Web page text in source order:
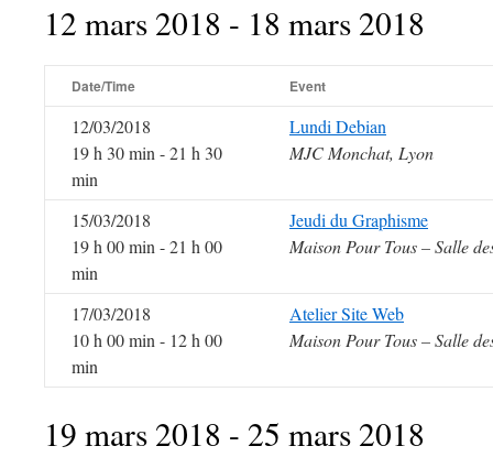
12 mars 2018 - 18 mars 2018
Date/Time Event
12/03/2018
19 h 30 min - 21 h 30
min
Lundi Debian
MJC Monchat, Lyon
15/03/2018
19 h 00 min - 21 h 00
min
Jeudi du Graphisme
Maison Pour Tous – Salle
17/03/2018
10 h 00 min - 12 h 00
min
Atelier Site Web
Maison Pour Tous – Salle
19 mars 2018 - 25 mars 2018